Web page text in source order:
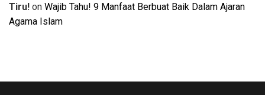
Tiru! on Wajib Tahu! 9 Manfaat Berbuat Baik Dalam Ajaran
Agama Islam